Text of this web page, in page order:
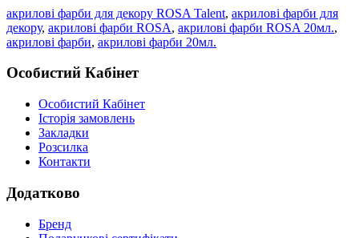
акрилові фарби для декору ROSA Talent, акрилові фарби для
декору, акрилові фарби ROSA, акрилові фарби ROSA 20мл.,
акрилові фарби, акрилові фарби 20мл.
Особистий Кабінет
Особистий Кабінет
Історія замовлень
Закладки
Розсилка
Контакти
Додатково
Бренд